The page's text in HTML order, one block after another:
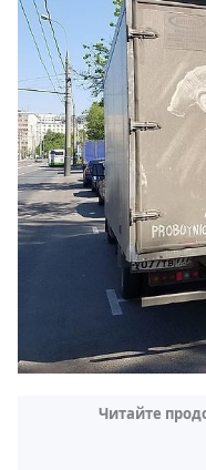
Читайте